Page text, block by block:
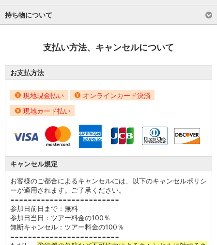
持ち物について
支払い方法、キャンセルについて
お支払方法
現地現金払い
オンラインカード決済
現地カード払い
キャンセル規定
お客様のご都合によるキャンセルには、以下のキャンセルポリシ
ーが適用されます。ご了承ください。
=========================
参加日前日まで：無料
参加日当日：ツアー料金の100％
無断キャンセル：ツアー料金の100％
=========================